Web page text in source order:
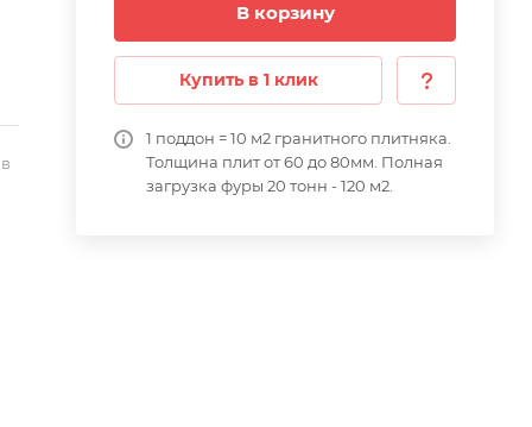
В корзину
Купить в 1 клик
1 поддон = 10 м2 гранитного плитняка.
Толщина плит от 60 до 80мм. Полная
загрузка фуры 20 тонн - 120 м2.